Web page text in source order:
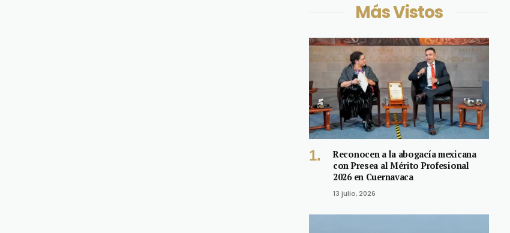
Más Vistos
Reconocen a la abogacía mexicana
con Presea al Mérito Profesional
2026 en Cuernavaca
13 julio, 2026